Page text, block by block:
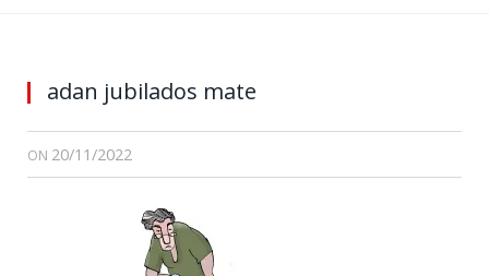
adan jubilados mate
ON 20/11/2022